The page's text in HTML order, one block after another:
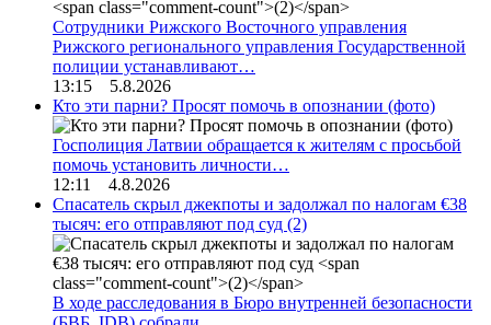
Сотрудники Рижского Восточного управления
Рижского регионального управления Государственной
полиции устанавливают…
13:15 5.8.2026
Кто эти парни? Просят помочь в опознании (фото)
Госполиция Латвии обращается к жителям с просьбой
помочь установить личности…
12:11 4.8.2026
Спасатель скрыл джекпоты и задолжал по налогам €38
тысяч: его отправляют под суд (2)
В ходе расследования в Бюро внутренней безопасности